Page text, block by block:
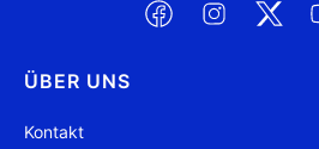
ÜBER UNS
Kontakt